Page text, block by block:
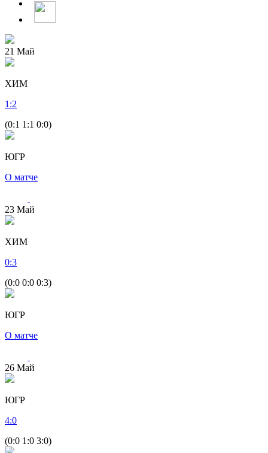
21 Май
ХИМ
1 :2
(0:1 1:1 0:0)
ЮГР
О матче
23 Май
ХИМ
0:3
(0:0 0:0 0:3)
ЮГР
О матче
26 Май
ЮГР
4:0
(0:0 1:0 3:0)